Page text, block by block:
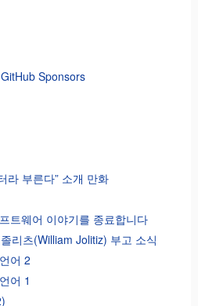
GitHub Sponsors
라 부른다” 소개 만화
트웨어 이야기를 종료합니다
리츠(William Jolitiz) 부고 소식
어 2
어 1